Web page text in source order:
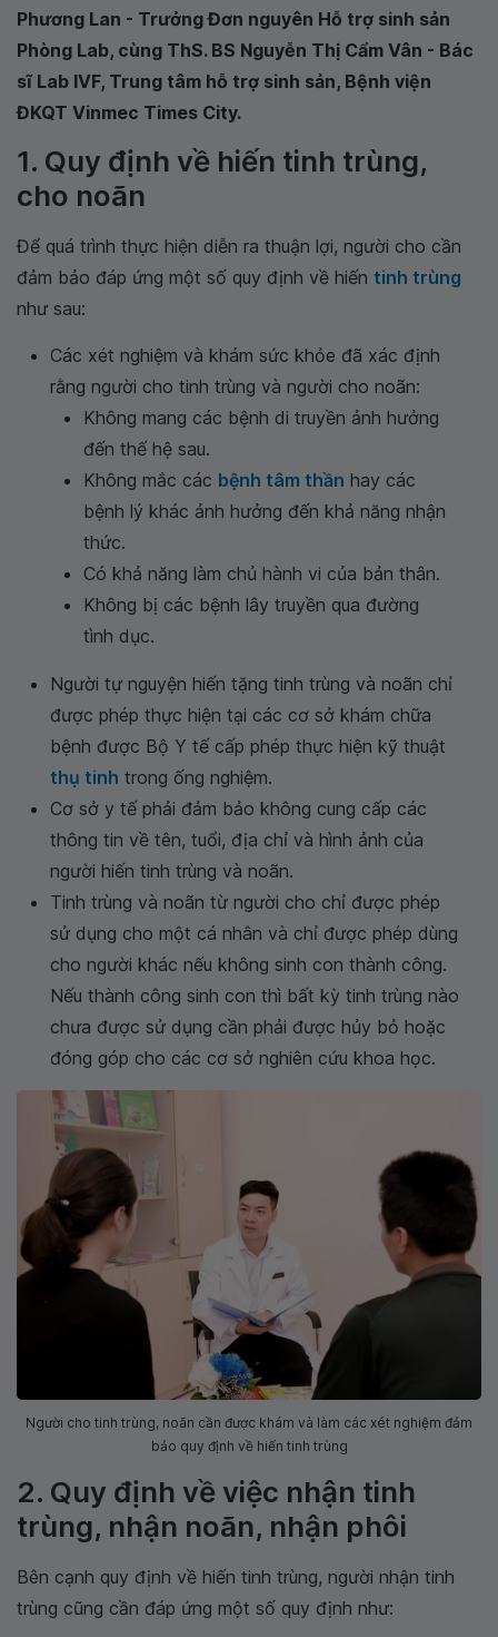
Phương Lan - Trưởng Đơn nguyên Hỗ trợ sinh sản
Phòng Lab, cùng ThS. BS Nguyễn Thị Cẩm Vân - Bác
sĩ Lab IVF, Trung tâm hỗ trợ sinh sản, Bệnh viện
ĐKQT Vinmec Times City.
1. Quy định về hiến tinh trùng,
cho noãn
Để quá trình thực hiện diễn ra thuận lợi, người cho cần
đảm bảo đáp ứng một số quy định về hiến tinh trùng
như sau:
Các xét nghiệm và khám sức khỏe đã xác định
rằng người cho tinh trùng và người cho noãn:
Không mang các bệnh di truyền ảnh hưởng
đến thế hệ sau.
Không mắc các bệnh tâm thần hay các
bệnh lý khác ảnh hưởng đến khả năng nhận
thức.
Có khả năng làm chủ hành vi của bản thân.
Không bị các bệnh lây truyền qua đường
tình dục.
Người tự nguyện hiến tặng tinh trùng và noãn chỉ
được phép thực hiện tại các cơ sở khám chữa
bệnh được Bộ Y tế cấp phép thực hiện kỹ thuật
thụ tinh trong ống nghiệm.
Cơ sở y tế phải đảm bảo không cung cấp các
thông tin về tên, tuổi, địa chỉ và hình ảnh của
người hiến tinh trùng và noãn.
Tinh trùng và noãn từ người cho chỉ được phép
sử dụng cho một cá nhân và chỉ được phép dùng
cho người khác nếu không sinh con thành công.
Nếu thành công sinh con thì bất kỳ tinh trùng nào
chưa được sử dụng cần phải được hủy bỏ hoặc
đóng góp cho các cơ sở nghiên cứu khoa học.
Người cho tinh trùng, noãn cần được khám và làm các xét nghiệm đảm
bảo quy định về hiến tinh trùng
2. Quy định về việc nhận tinh
trùng, nhận noãn, nhận phôi
Bên cạnh quy định về hiến tinh trùng, người nhận tinh
trùng cũng cần đáp ứng một số quy định như: